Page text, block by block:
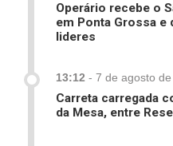
Operário recebe o
em Ponta Grossa e
lideres
13:12 - 7 de agosto
Carreta carregada
da Mesa, entre